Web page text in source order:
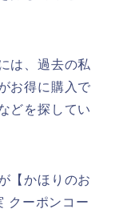
は、過去の私
お得に購入で
どを探してい
【かほりのお
クーポンコー